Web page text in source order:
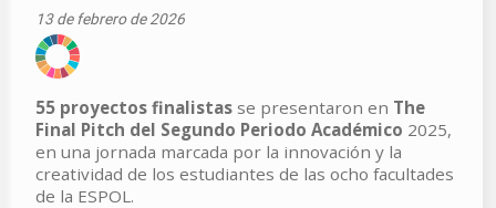
13 de febrero de 2026
55 proyectos finalistas se presentaron en The
Final Pitch del Segundo Periodo Académico 2025,
en una jornada marcada por la innovación y la
creatividad de los estudiantes de las ocho facultades
de la ESPOL.